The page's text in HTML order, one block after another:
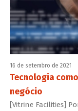
16 de setembro de 2021
Tecnologia
negócio
[Vitrine Facilities]